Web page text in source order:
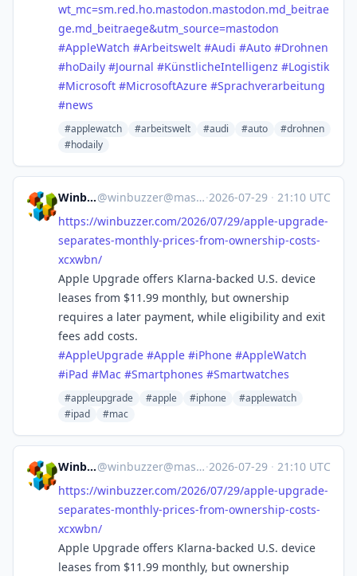
wt_mc=sm.red.ho.mastodon.mastodon.md_beitrae
ge.md_beitraege&utm_source=mastodon
#AppleWatch #Arbeitswelt #Audi #Auto #Drohnen
#hoDaily #Journal #KünstlicheIntelligenz #Logistik
#Microsoft #MicrosoftAzure #Sprachverarbeitung
#news
#applewatch #arbeitswelt #audi #auto
#drohnen
#hodaily
Winbuzzer@winbuzzer@mastodon.social ·2026-07-29 · 21:10 UTC
https://winbuzzer.com/2026/07/29/apple-upgrade-
separates-monthly-prices-from-ownership-costs-
xcxwbn/
Apple Upgrade offers Klarna-backed U.S. device
leases from $11.99 monthly, but ownership
requires a later payment, while eligibility and exit
fees add costs.
#AppleUpgrade #Apple #iPhone #AppleWatch
#iPad #Mac #Smartphones #Smartwatches
#appleupgrade #apple #iphone
#applewatch
#ipad
#mac
Winbuzzer@winbuzzer@mastodon.social ·2026-07-29 · 21:10 UTC
https://winbuzzer.com/2026/07/29/apple-upgrade-
separates-monthly-prices-from-ownership-costs-
xcxwbn/
Apple Upgrade offers Klarna-backed U.S. device
leases from $11.99 monthly, but ownership